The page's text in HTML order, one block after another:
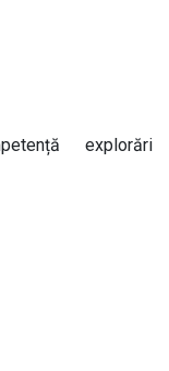
explorări